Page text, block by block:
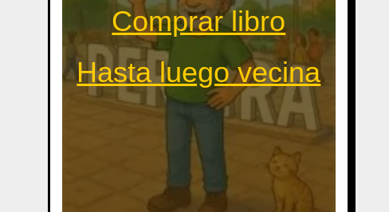
Comprar libro
Hasta luego vecina